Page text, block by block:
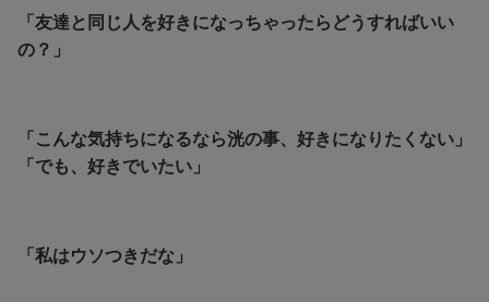
「友達と同じ人を好きになっちゃったらどうすればいい
の？」
「こんな気持ちになるなら洸の事、好きになりたくない」
「でも、好きでいたい」
「私はウソつきだな」